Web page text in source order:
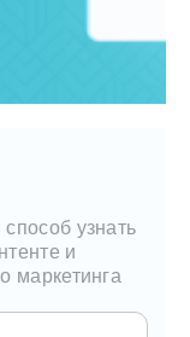
узнать
и
маркетинга